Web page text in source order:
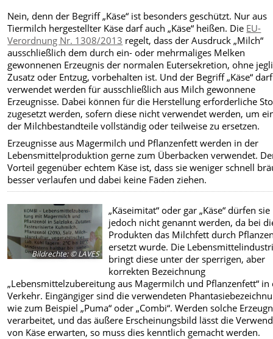
Nein, denn der Begriff „Käse“ ist besonders geschützt. Nur aus
Tiermilch hergestellter Käse darf auch „Käse“ heißen. Die EU-
Verordnung Nr. 1308/2013 regelt, dass der Ausdruck „Milch“
ausschließlich dem durch ein- oder mehrmaliges Melken
gewonnenen Erzeugnis der normalen Eutersekretion, ohne
Zusatz oder Entzug, vorbehalten ist. Und der Begriff „Käse“
verwendet werden für ausschließlich aus Milch gewonnene
Erzeugnisse. Dabei können für die Herstellung erforderliche
zugesetzt werden, sofern diese nicht verwendet werden, um
der Milchbestandteile vollständig oder teilweise zu ersetzen.
Erzeugnisse aus Magermilch und Pflanzenfett werden in der
Lebensmittelproduktion gerne zum Überbacken verwendet.
Vorteil gegenüber echtem Käse ist, dass sie weniger schnell
besser verlaufen und dabei keine Fäden ziehen.
Bildrechte:© LAVES
„Käseimitat“ oder gar „Käse“ dürfen sie
jedoch nicht genannt werden, da bei
Produkten das Milchfett durch
ersetzt wurde. Die
bringt diese unter der sperrigen, aber
korrekten Bezeichnung
„Lebensmittelzubereitung aus Magermilch und Pflanzenfett“ in
Verkehr. Eingängiger sind die verwendeten
wie zum Beispiel „Puma“ oder „Combi“. Werden solche
verarbeitet, und das äußere Erscheinungsbild lässt die
von Käse erwarten, so muss dies kenntlich gemacht werden.